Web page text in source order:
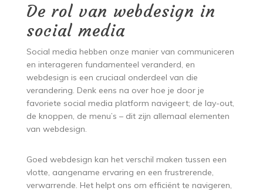
De rol van webdesign in
social media
Social media hebben onze manier van communiceren
en interageren fundamenteel veranderd, en
webdesign is een cruciaal onderdeel van die
verandering. Denk eens na over hoe je door je
favoriete social media platform navigeert; de lay-out,
de knoppen, de menu’s – dit zijn allemaal elementen
van webdesign.
Goed webdesign kan het verschil maken tussen een
vlotte, aangename ervaring en een frustrerende,
verwarrende. Het helpt ons om efficiënt te navigeren,